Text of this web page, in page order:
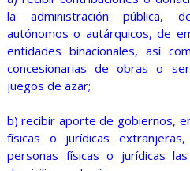
la administración pública,
autónomos o autárquicos, de
entidades binacionales, así
concesionarias de obras o
juegos de azar;
b) recibir aporte de gobiernos,
físicas o jurídicas
personas físicas o jurídicas